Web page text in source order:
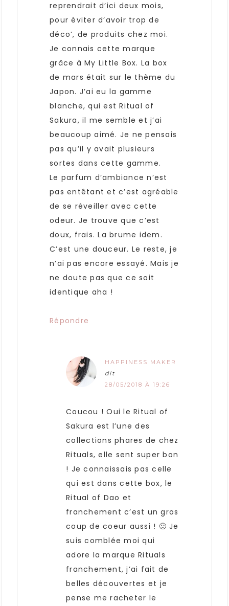
reprendrait d’ici deux mois,
pour éviter d’avoir trop de
déco’, de produits chez moi.
Je connais cette marque
grâce à My Little Box. La box
de mars était sur le thème du
Japon. J’ai eu la gamme
blanche, qui est Ritual of
Sakura, il me semble et j’ai
beaucoup aimé. Je ne pensais
pas qu’il y avait plusieurs
sortes dans cette gamme.
Le parfum d’ambiance n’est
pas entêtant et c’est agréable
de se réveiller avec cette
odeur. Je trouve que c’est
doux, frais. La brume idem.
C’est une douceur. Le reste, je
n’ai pas encore essayé. Mais je
ne doute pas que ce soit
identique aha !
Répondre
HAPPINESS MAKER
dit
28/05/2018 À 19:26
Coucou ! Oui le Ritual of
Sakura est l’une des
collections phares de chez
Rituals, elle sent super bon
! Je connaissais pas celle
qui est dans cette box, le
Ritual of Dao et
franchement c’est un gros
coup de coeur aussi ! 🙂 Je
suis comblée moi qui
adore la marque Rituals
franchement, j’ai fait de
belles découvertes et je
pense me racheter le